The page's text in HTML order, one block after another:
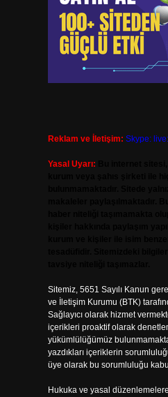
Reklam ve İletişim: Skype:
Yasal Uyarı:
Sitemiz, 5651 Sayılı Kanun
ve İletişim Kurumu (BTK)
Sağlayıcı olarak hizmet
içerikleri proaktif olarak
yükümlülüğümüz
yazdıkları içeriklerin
üye olarak bu sorumluluğu
Hukuka ve yasal